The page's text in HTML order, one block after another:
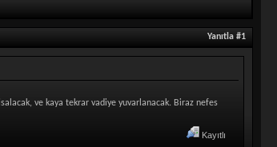
Yanıtla #1
ve kaya tekrar vadiye yuvarlanacak. Biraz nefes
Kayıtlı